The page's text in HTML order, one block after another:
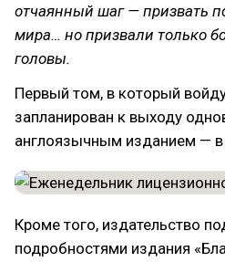
отчаянный шаг — призвать
мира… но призвали только
головы.
Первый том, в который
запланирован к выходу
англоязычным изданием — в
Кроме того, издательство
подробностями издания